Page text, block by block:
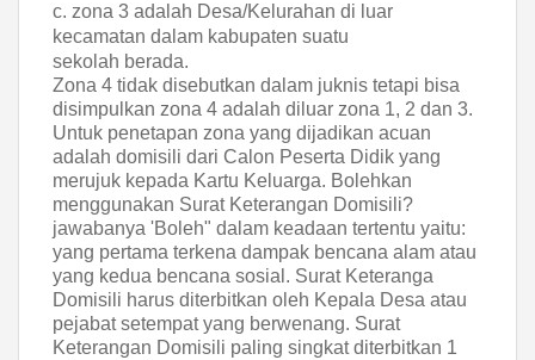
c. zona 3 adalah Desa/Kelurahan di luar
kecamatan dalam kabupaten suatu
sekolah berada.
Zona 4 tidak disebutkan dalam juknis tetapi bisa
disimpulkan zona 4 adalah diluar zona 1, 2 dan 3.
Untuk penetapan zona yang dijadikan acuan
adalah domisili dari Calon Peserta Didik yang
merujuk kepada Kartu Keluarga. Bolehkan
menggunakan Surat Keterangan Domisili?
jawabanya 'Boleh" dalam keadaan tertentu yaitu:
yang pertama terkena dampak bencana alam atau
yang kedua bencana sosial. Surat Keteranga
Domisili harus diterbitkan oleh Kepala Desa atau
pejabat setempat yang berwenang. Surat
Keterangan Domisili paling singkat diterbitkan 1